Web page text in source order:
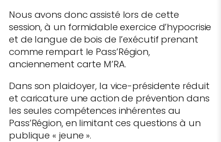
Nous avons donc assisté lors de cette
session, à un formidable exercice d’hypocrisie
et de langue de bois de l’exécutif prenant
comme rempart le Pass’Région,
anciennement carte M’RA.
Dans son plaidoyer, la vice-présidente réduit
et caricature une action de prévention dans
les seules compétences inhérentes au
Pass’Région, en limitant ces questions à un
publique « jeune ».